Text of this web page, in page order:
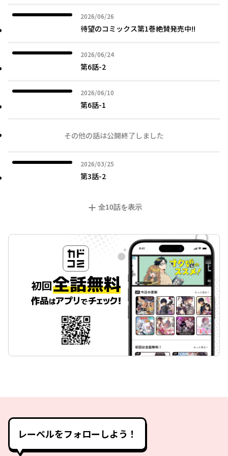
2026/06/26
2026年06月26日
待望のコミックス第1巻絶賛発売中!!
2026/06/24
2026年06月24日
第6話-2
2026/06/10
2026年06月10日
第6話-1
その他の話は公開終了しました
2026/03/25
2026年03月25日
第3話-2
全10話を表示
レーベルをフォローしよう！